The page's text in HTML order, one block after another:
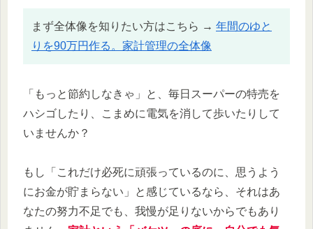
まず全体像を知りたい方はこちら → 年間のゆと
りを90万円作る。家計管理の全体像
「もっと節約しなきゃ」と、毎日スーパーの特売を
ハシゴしたり、こまめに電気を消して歩いたりして
いませんか？
もし「これだけ必死に頑張っているのに、思うよう
にお金が貯まらない」と感じているなら、それはあ
なたの努力不足でも、我慢が足りないからでもあり